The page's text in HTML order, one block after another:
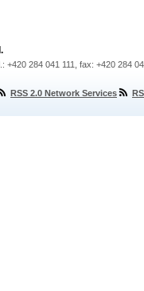
+420 284 041 111, fax: +420 284
RSS 2.0 Network Services